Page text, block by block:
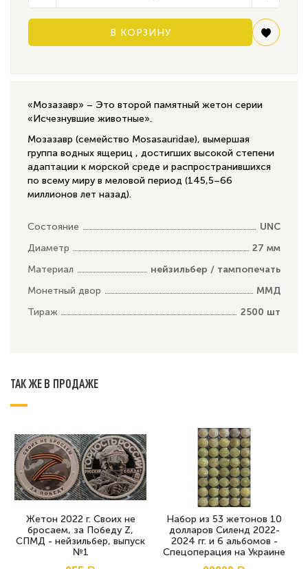
В КОРЗИНУ
«Мозазавр» – Это второй памятный жетон серии
«Исчезнувшие животные».
Мозазавр (семейство Mosasauridae), вымершая
группа водных ящериц , достигших высокой степени
адаптации к морской среде и распространившихся
по всему миру в меловой период (145,5–66
миллионов лет назад).
Состояние
UNC
Диаметр
27 мм
Материал
нейзильбер / тампопечать
Монетный двор
ММД
Тираж
2500 шт
ТАК ЖЕ В ПРОДАЖЕ
Жетон 2022 г. Своих не
бросаем, за Победу Z,
СПМД - нейзильбер, выпуск
№1
Набор из 53 жетонов 10
долларов Силенд 2022-
2024 гг. и 6 альбомов -
Спецоперация на Украине